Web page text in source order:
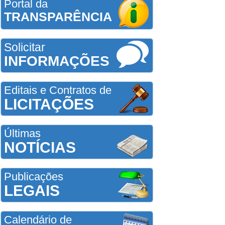
Portal da
TRANSPARÊNCIA
Solicitar
INFORMAÇÕES
Editais e Contratos de
LICITAÇÕES
Últimas
NOTÍCIAS
Publicações
LEGAIS
Calendário de